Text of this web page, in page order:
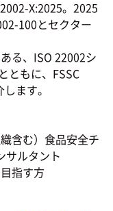
X:2025。2025
100とセクター
る、ISO 22002シ
ともに、FSSC
ます。
含む）食品安全チ
サルタント
指す方